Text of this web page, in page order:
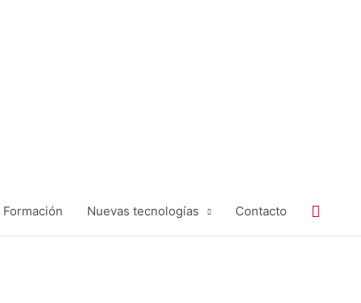
Formación Nuevas tecnologías Contacto Buscar